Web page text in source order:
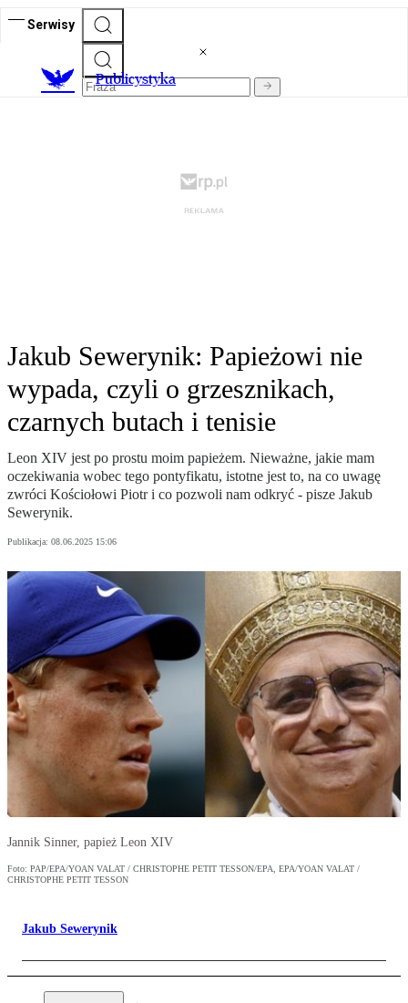
Serwisy
Publicystyka
Jakub Sewerynik: Papieżowi nie
wypada, czyli o grzesznikach,
czarnych butach i tenisie
Leon XIV jest po prostu moim papieżem. Nieważne, jakie mam
oczekiwania wobec tego pontyfikatu, istotne jest to, na co uwagę
zwróci Kościołowi Piotr i co pozwoli nam odkryć - pisze Jakub
Sewerynik.
Publikacja: 08.06.2025 15:06
Jannik Sinner, papież Leon XIV
Foto: PAP/EPA/YOAN VALAT / CHRISTOPHE PETIT TESSON/EPA, EPA/YOAN VALAT /
CHRISTOPHE PETIT TESSON
Jakub Sewerynik